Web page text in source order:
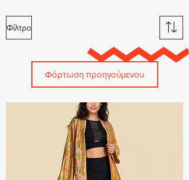
Φίλτρο
Φόρτωση προηγούμενου